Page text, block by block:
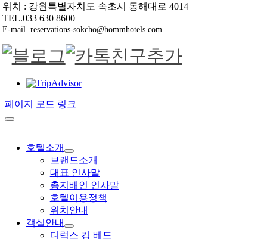
위치 : 강원특별자치도 속초시 동해대로 4014
TEL.033 630 8600
E-mail. reservations-sokcho@hommhotels.com
페이지 로드 링크
호텔소개
브랜드소개
대표 인사말
총지배인 인사말
호텔이용정책
위치안내
객실안내
디럭스 킹 베드